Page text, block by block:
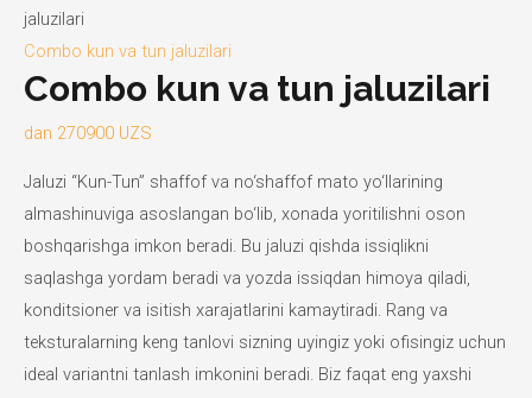
jaluzilari
Combo kun va tun jaluzilari
Combo kun va tun jaluzilari
dan 270900 UZS
Jaluzi “Kun-Tun” shaffof va no‘shaffof mato yo‘llarining
almashinuviga asoslangan bo‘lib, xonada yoritilishni oson
boshqarishga imkon beradi. Bu jaluzi qishda issiqlikni
saqlashga yordam beradi va yozda issiqdan himoya qiladi,
konditsioner va isitish xarajatlarini kamaytiradi. Rang va
teksturalarning keng tanlovi sizning uyingiz yoki ofisingiz uchun
ideal variantni tanlash imkonini beradi. Biz faqat eng yaxshi